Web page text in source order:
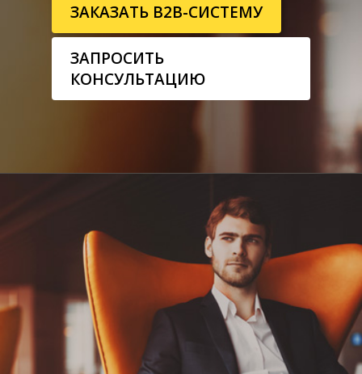
ЗАКАЗАТЬ B2B-СИСТЕМУ
ЗАПРОСИТЬ
КОНСУЛЬТАЦИЮ